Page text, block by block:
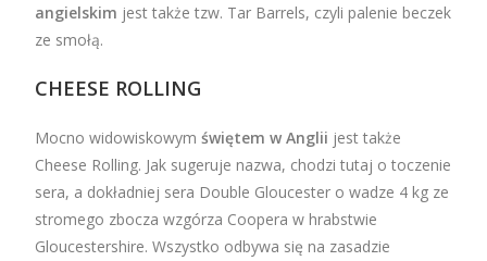
angielskim jest także tzw. Tar Barrels, czyli palenie beczek
ze smołą.
CHEESE ROLLING
Mocno widowiskowymświętem w Anglii jest także
Cheese Rolling. Jak sugeruje nazwa, chodzi tutaj o toczenie
sera, a dokładniej sera Double Gloucester o wadze 4 kg ze
stromego zbocza wzgórza Coopera w hrabstwie
Gloucestershire. Wszystko odbywa się na zasadzie